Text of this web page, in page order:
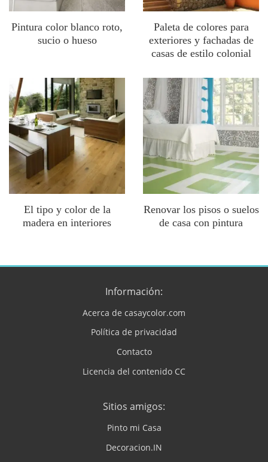
Pintura color blanco roto,
sucio o hueso
Paleta de colores para
exteriores y fachadas de
casas de estilo colonial
El tipo y color de la
madera en interiores
Renovar los pisos o suelos
de casa con pintura
Información:
Acerca de casaycolor.com
Política de privacidad
Contacto
Licencia del contenido CC
Sitios amigos:
Pinto mi Casa
Decoracion.IN